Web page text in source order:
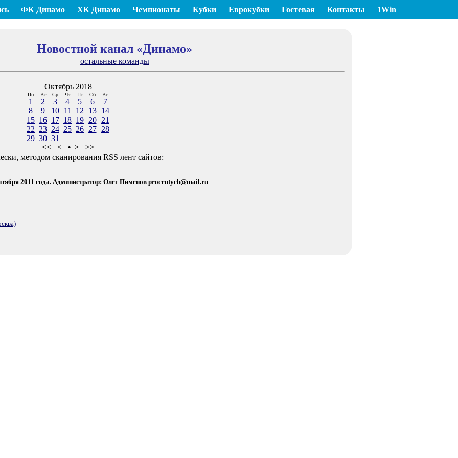
ФК Динамо ХК Динамо Чемпионаты Кубки Еврокубки Гостевая Контакты 1Win
Новостной канал «Динамо»
остальные команды
Октябрь 2018
Пн Вт Ср Чт Пт Сб Вс
1 2 3 4 5 6
7
8
9 10 11 12 13
14
15 16 17 18 19 20
21
22 23 24 25 26 27
28
29 30 31
<< < • > >>
методом сканирования RSS лент сайтов:
2011 года. Администратор: Олег Пименов procentych@mail.ru